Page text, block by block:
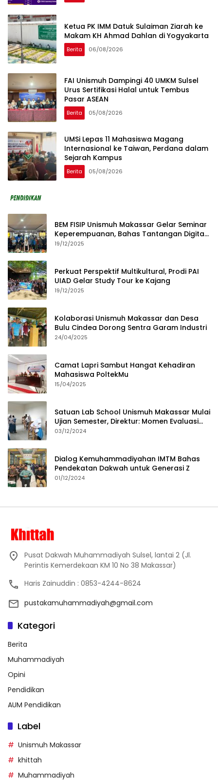
Ketua PK IMM Datuk Sulaiman Ziarah ke
Makam KH Ahmad Dahlan di Yogyakarta
Berita 06/08/2026
FAI Unismuh Dampingi 40 UMKM Sulsel
Urus Sertifikasi Halal untuk Tembus
Pasar ASEAN
Berita 05/08/2026
UMSi Lepas 11 Mahasiswa Magang
Internasional ke Taiwan, Perdana dalam
Sejarah Kampus
Berita 05/08/2026
BEM FISIP Unismuh Makassar Gelar Seminar
Keperempuanan, Bahas Tantangan Digital
dan Budaya Lokal
19/12/2025
Perkuat Perspektif Multikultural, Prodi PAI
UIAD Gelar Study Tour ke Kajang
19/12/2025
Kolaborasi Unismuh Makassar dan Desa
Bulu Cindea Dorong Sentra Garam Industri
24/04/2025
Camat Lapri Sambut Hangat Kehadiran
Mahasiswa PoltekMu
15/04/2025
Satuan Lab School Unismuh Makassar Mulai
Ujian Semester, Direktur: Momen Evaluasi
Proses Pembelajaran
03/12/2024
Dialog Kemuhammadiyahan IMTM Bahas
Pendekatan Dakwah untuk Generasi Z
01/12/2024
Pusat Dakwah Muhammadiyah Sulsel, lantai 2 (Jl.
Perintis Kemerdekaan KM 10 No 38 Makassar)
Haris Zainuddin : 0853-4244-8624
pustakamuhammadiyah@gmail.com
Kategori
Berita
Muhammadiyah
Opini
Pendidikan
AUM Pendidikan
Label
Unismuh Makassar
khittah
Muhammadiyah